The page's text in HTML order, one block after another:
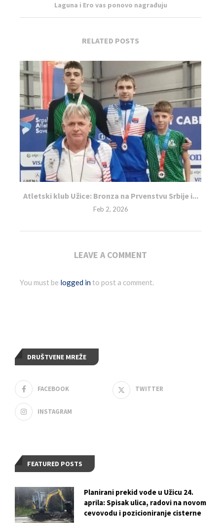
Laguna i Ero vas ponovo nagrađuju
RELATED POSTS
Atletski klub Užice: Bronza na Prvenstvu Srbije i...
Feb 2, 2026
LEAVE A COMMENT
You must be logged into post a comment.
DRUŠTVENE MREŽE
FACEBOOK TWITTER
INSTAGRAM
FEATURED POSTS
Planirani prekid vode u Užicu 24.
aprila: Spisak ulica, radovi na novom
cevovodu i pozicioniranje cisterne